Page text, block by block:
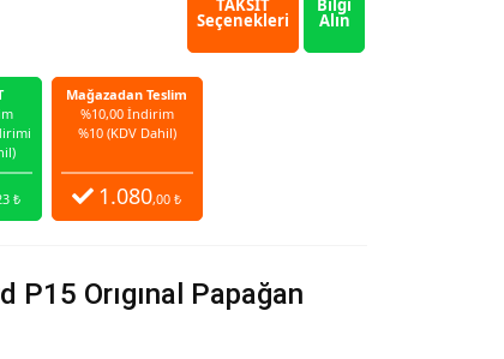
Seçenekleri Alın
₺
Mağazadan Teslim
%10,00 İndirim
%10 (KDV Dahil)
1.080,00 ₺
P15 Orıgınal Papağan